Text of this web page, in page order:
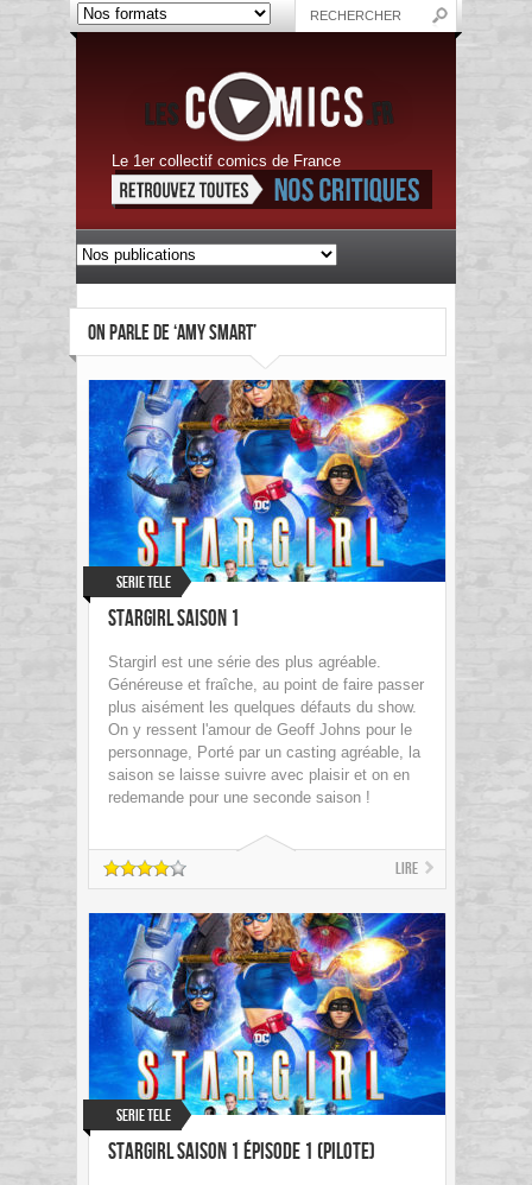
Le 1er collectif comics de France
ON PARLE DE ‘AMY SMART’
Serie Tele
Stargirl Saison 1
Stargirl est une série des plus agréable.
Généreuse et fraîche, au point de faire passer
plus aisément les quelques défauts du show.
On y ressent l'amour de Geoff Johns pour le
personnage, Porté par un casting agréable, la
saison se laisse suivre avec plaisir et on en
redemande pour une seconde saison !
Lire
Serie Tele
Stargirl Saison 1 épisode 1 (PILOTE)